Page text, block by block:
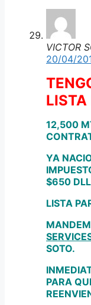
VICTOR
20/04/
LISTA
12,500
YA
$650
LISTA
SOTO.
PARA